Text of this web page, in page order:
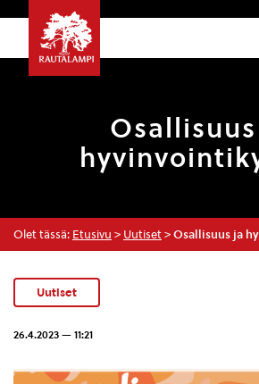
Olet tässä: Etusivu > Uutiset > Osallisuus ja
Uutiset
26.4.2023 — 11:21